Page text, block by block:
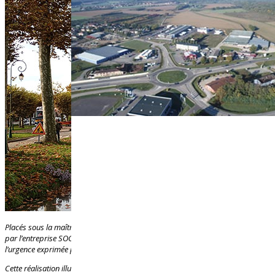
Placés sous la maîtrise d’œuvre de la société ISD, les travaux ont été réalisés
par l’entreprise SOCCO, dans des délais particulièrement courts, répondant à
l’urgence exprimée par la mairie.
Cette réalisation illustre une nouvelle fois la capacité de la SPL IN TERRA à